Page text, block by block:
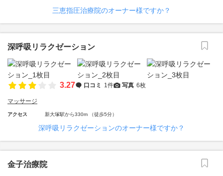
三恵指圧治療院のオーナー様ですか？
深呼吸リラクゼーション
3.27 口コミ 1件 写真 6枚
マッサージ
アクセス 新大塚駅から330m （徒歩5分）
深呼吸リラクゼーションのオーナー様ですか？
金子治療院